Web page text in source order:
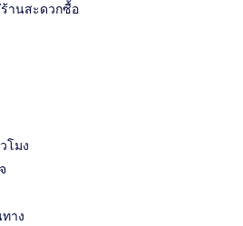
านสะดวกซื้อ
โมง
าง